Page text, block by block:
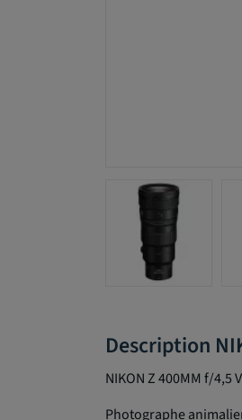
Description
NIKON Z 400MM f/4,5
Photographe